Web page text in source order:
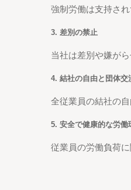
強制労働は支持さ
3. 差別の禁止
当社は差別や嫌が
4. 結社の自由と団体交
全従業員の結社の
5. 安全で健康的な労働
従業員の労働負荷